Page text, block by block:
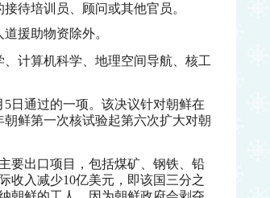
待培训员、顾问或其他官员。
援助物资除外。
计算机科学、地理空间导航、核工
5日通过的一项。该决议针对朝鲜在
朝鲜第一次核试验起第六次扩大对朝
要出口项目，包括煤矿、钢铁、铅
收入减少10亿美元，即该国三分之